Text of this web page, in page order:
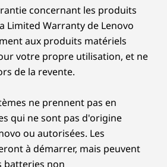
de 1,5 mm
selon la région/le modèle et la
aux produits matériels
votre propre utilisation, et ne
de la revente.
ne prennent pas en
qui ne sont pas d'origine
ou autorisées. Les
à démarrer, mais peuvent
batteries non
: Lenovo n'a aucune
performance ou de la sécurité